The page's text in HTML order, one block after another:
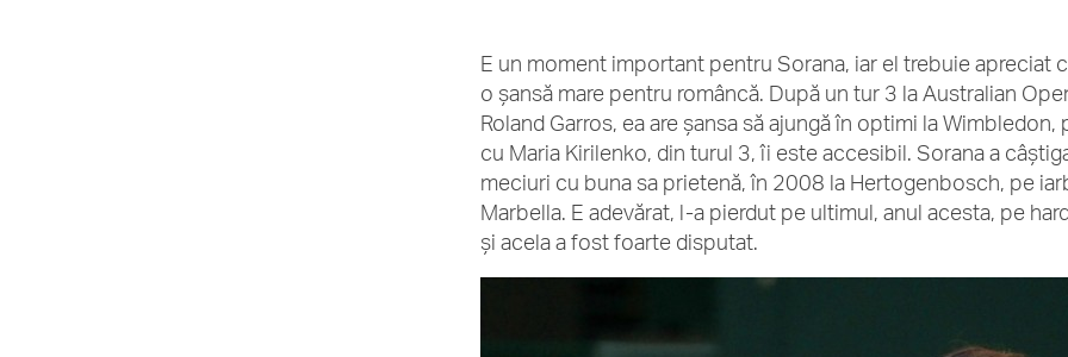
E un moment important pentru Sorana, iar el trebuie apreciat
o șansă mare pentru româncă. După un tur 3 la Australian
Roland Garros, ea are șansa să ajungă în optimi la
cu Maria Kirilenko, din turul 3, îi este accesibil. Sorana a
meciuri cu buna sa prietenă, în 2008 la Hertogenbosch, pe
Marbella. E adevărat, l-a pierdut pe ultimul, anul acesta, pe
și acela a fost foarte disputat.